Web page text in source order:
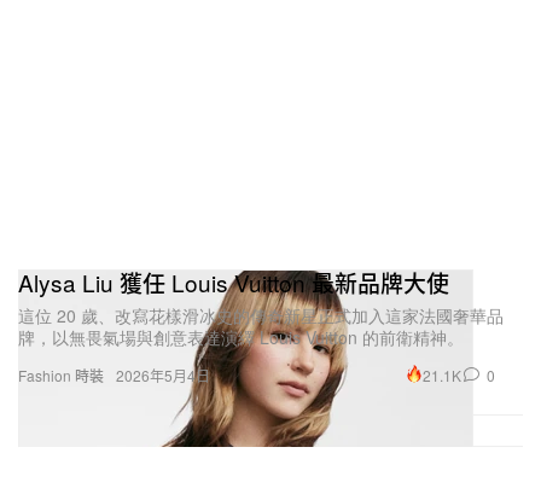
Fashion 時裝
Alysa Liu 獲任 Louis Vuitton 最新品牌大使
這位 20 歲、改寫花樣滑冰史的傳奇新星正式加入這家法國奢華品
牌，以無畏氣場與創意表達演繹 Louis Vuitton 的前衛精神。
2026年5月4日 21.1K 0